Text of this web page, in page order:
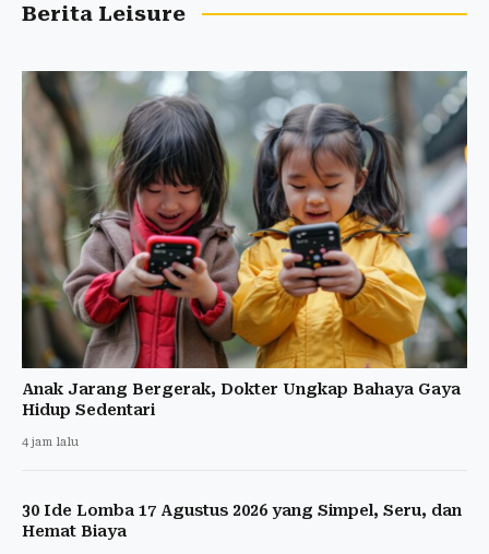
Berita Leisure
Anak Jarang Bergerak, Dokter Ungkap Bahaya Gaya
Hidup Sedentari
4 jam lalu
30 Ide Lomba 17 Agustus 2026 yang Simpel, Seru, dan
Hemat Biaya